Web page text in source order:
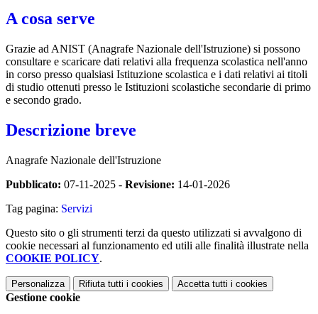
A cosa serve
Grazie ad ANIST (Anagrafe Nazionale dell'Istruzione) si possono
consultare e scaricare dati relativi alla frequenza scolastica nell'anno
in corso presso qualsiasi Istituzione scolastica e i dati relativi ai titoli
di studio ottenuti presso le Istituzioni scolastiche secondarie di primo
e secondo grado.
Descrizione breve
Anagrafe Nazionale dell'Istruzione
Pubblicato: 07-11-2025 - Revisione: 14-01-2026
Tag pagina: Servizi
Questo sito o gli strumenti terzi da questo utilizzati si avvalgono di
cookie necessari al funzionamento ed utili alle finalità illustrate nella
COOKIE POLICY.
Personalizza Rifiuta tutti i cookies Accetta tutti i cookies
Gestione cookie